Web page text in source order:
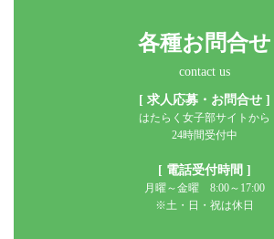
各種お問合せ
contact us
[ 求人応募・お問合せ ]
はたらく女子部サイトから
24時間受付中
[ 電話受付時間 ]
月曜～金曜 8:00～17:00
※土・日・祝は休日